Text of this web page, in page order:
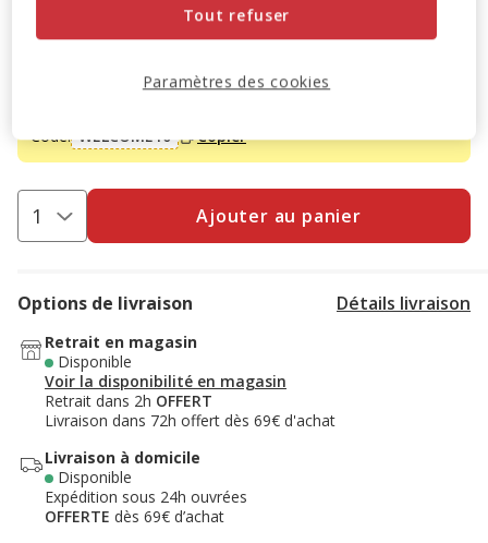
Promotion disponible
Animalis. Offre non cumulable aux autres promotions en
Code: WELCOME10 Copier
Ajouter au panier
Options de livraison Détails livraison
Retrait en magasin
Disponible
Voir la disponibilité en magasin
Retrait dans 2h OFFERT
Livraison dans 72h offert dès 69€ d'achat
Livraison à domicile
Disponible
Expédition sous 24h ouvrées
OFFERTE dès 69€ d’achat
Tout refuser
Paramètres des cookies